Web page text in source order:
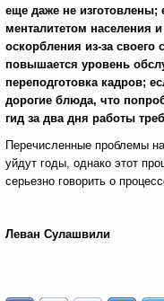
еще даже не изготовлены;
менталитетом населения
оскорбления из-за
повышается уровень
переподготовка кадров;
дорогие блюда, что
гид за два дня работы
Перечисленные проблемы
уйдут годы, однако этот
серьезно говорить о
Леван Сулашвили